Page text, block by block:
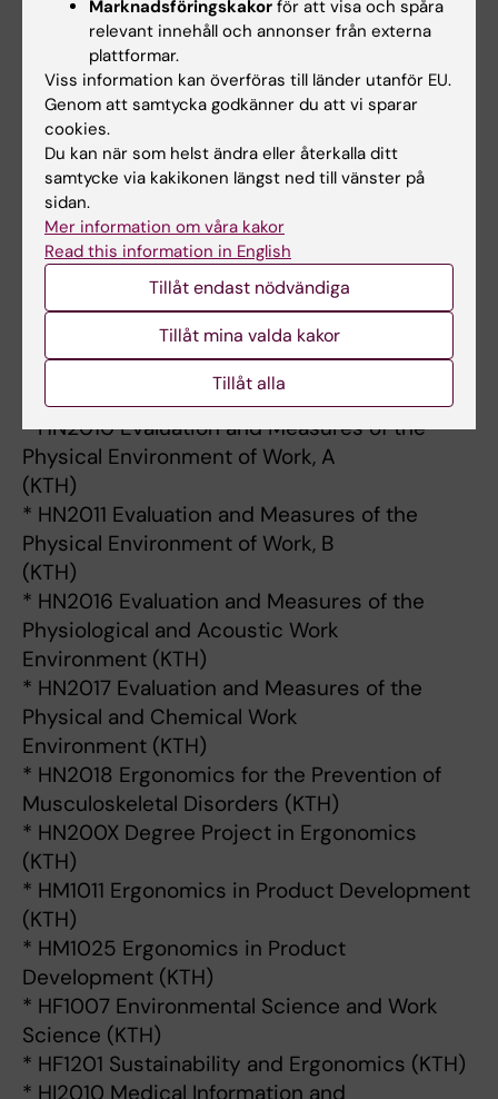
Karolinska Institutet*
* 3AH022 Exposure, Assessment and
Intervention
* 3AH015 Working Life and Health
* 3AH013 Degree project in work and health
*Tidigare uppdrag vid andra universitet
(kursansvarig, föreläsare och
handledare)*
* CH2002 Evaluation and Measures of
Biomechanical Workload (KTH)
* CH2003 Evaluations and Measures of the
Acoustic Work Environment and
Vibrations (KTH)
* HN2003 Physical Ergonomics (KTH)
* HN2010 Evaluation and Measures of the
Physical Environment of Work, A
(KTH)
* HN2011 Evaluation and Measures of the
Physical Environment of Work, B
(KTH)
* HN2016 Evaluation and Measures of the
Physiological and Acoustic Work
Environment (KTH)
* HN2017 Evaluation and Measures of the
Physical and Chemical Work
Environment (KTH)
* HN2018 Ergonomics for the Prevention of
Musculoskeletal Disorders (KTH)
* HN200X Degree Project in Ergonomics
(KTH)
* HM1011 Ergonomics in Product Development
(KTH)
* HM1025 Ergonomics in Product
Development (KTH)
* HF1007 Environmental Science and Work
Science (KTH)
* HF1201 Sustainability and Ergonomics (KTH)
* HI2010 Medical Information and
Marknadsföringskakor för att visa och spåra
relevant innehåll och annonser från externa
plattformar.
Viss information kan överföras till länder utanför EU.
Genom att samtycka godkänner du att vi sparar
cookies.
Du kan när som helst ändra eller återkalla ditt
samtycke via kakikonen längst ned till vänster på
sidan.
Mer information om våra kakor
Read this information in English
Tillåt endast nödvändiga
Tillåt mina valda kakor
Tillåt alla